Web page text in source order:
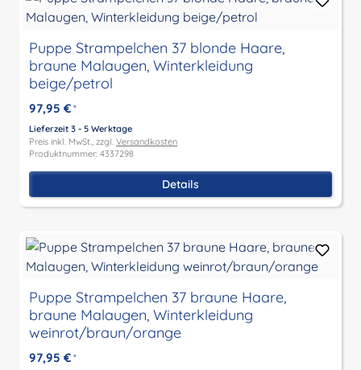
Puppe Strampelchen 37 blonde Haare,
braune Malaugen, Winterkleidung
beige/petrol
97,95 € *
Lieferzeit 3 - 5 Werktage
Preis inkl. MwSt., zzgl. Versandkosten
Produktnummer: 4337298
Details
Puppe Strampelchen 37 braune Haare,
braune Malaugen, Winterkleidung
weinrot/braun/orange
97,95 € *